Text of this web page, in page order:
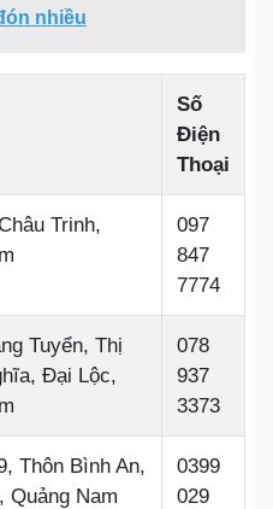
nhiều
Số
Điện
Thoại
Trinh,
097
847
7774
Tuyển, Thị
Đại Lộc,
078
937
3373
Thôn Bình An,
Quảng Nam
0399
029